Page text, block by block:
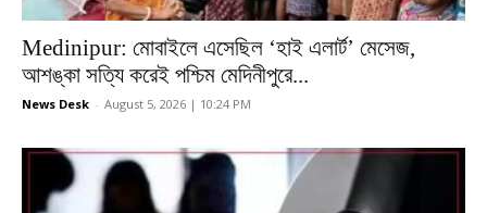
Medinipur: মোবাইলে এসেছিল ‘হাই এলার্ট’ মেসেজ,
আশঙ্কা সত্যি করেই পশ্চিম মেদিনীপুরে...
News Desk - August 5, 2026 | 10:24 PM